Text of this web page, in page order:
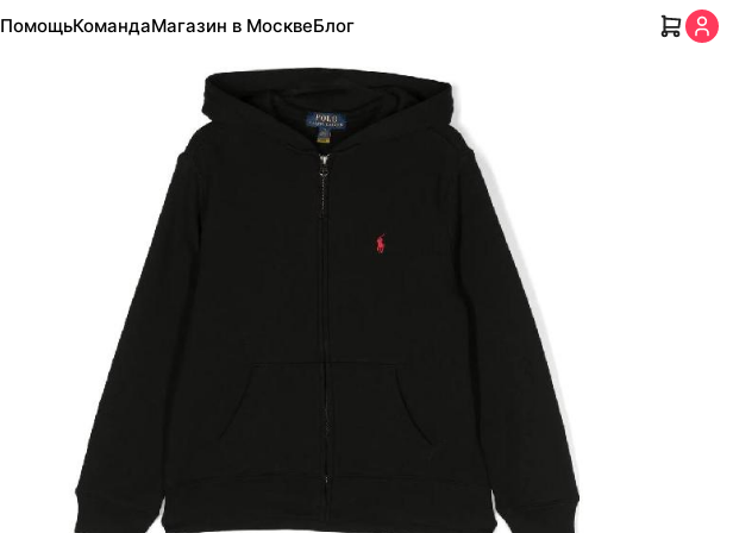
ПомощьКомандаМагазин в МосквеБлог